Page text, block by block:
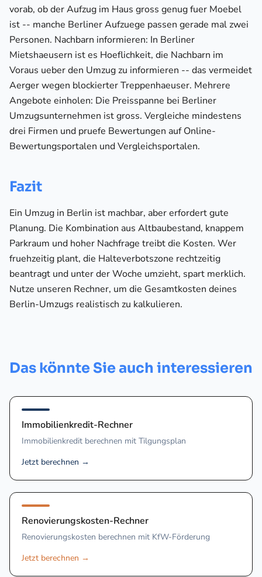
vorab, ob der Aufzug im Haus gross genug fuer Moebel
ist -- manche Berliner Aufzuege passen gerade mal zwei
Personen. Nachbarn informieren: In Berliner
Mietshaeusern ist es Hoeflichkeit, die Nachbarn im
Voraus ueber den Umzug zu informieren -- das vermeidet
Aerger wegen blockierter Treppenhaeuser. Mehrere
Angebote einholen: Die Preisspanne bei Berliner
Umzugsunternehmen ist gross. Vergleiche mindestens
drei Firmen und pruefe Bewertungen auf Online-
Bewertungsportalen und Vergleichsportalen.
Fazit
Ein Umzug in Berlin ist machbar, aber erfordert gute
Planung. Die Kombination aus Altbaubestand, knappem
Parkraum und hoher Nachfrage treibt die Kosten. Wer
fruehzeitig plant, die Halteverbotszone rechtzeitig
beantragt und unter der Woche umzieht, spart merklich.
Nutze unseren Rechner, um die Gesamtkosten deines
Berlin-Umzugs realistisch zu kalkulieren.
Das könnte Sie auch interessieren
Immobilienkredit-Rechner
Immobilienkredit berechnen mit Tilgungsplan
Jetzt berechnen →
Renovierungskosten-Rechner
Renovierungskosten berechnen mit KfW-Förderung
Jetzt berechnen →